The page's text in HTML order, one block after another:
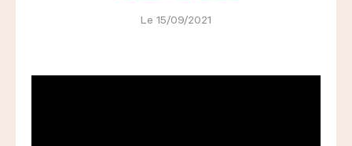
Le 15/09/2021